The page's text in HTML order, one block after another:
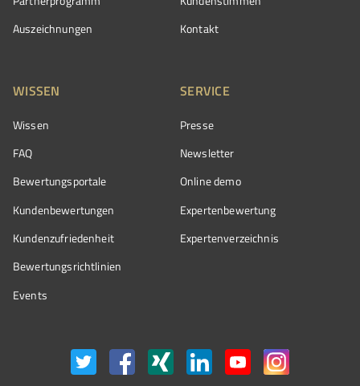
Auszeichnungen
Kontakt
WISSEN
Wissen
FAQ
Bewertungsportale
Kundenbewertungen
Kundenzufriedenheit
Bewertungs­richtlinien
Events
SERVICE
Presse
Newsletter
Online demo
Expertenbewertung
Expertenverzeichnis